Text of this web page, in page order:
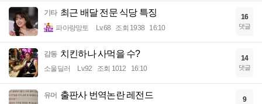
기타 최근 배달 전문 식당 특징
파아랑망토 Lv.68 조회 1938 16:10
16
댓글
감동 치킨하나 사먹을 수?
소울딜러 Lv.92 조회 1012 16:10
14
댓글
유머 출판사 번역논란 레전드 9